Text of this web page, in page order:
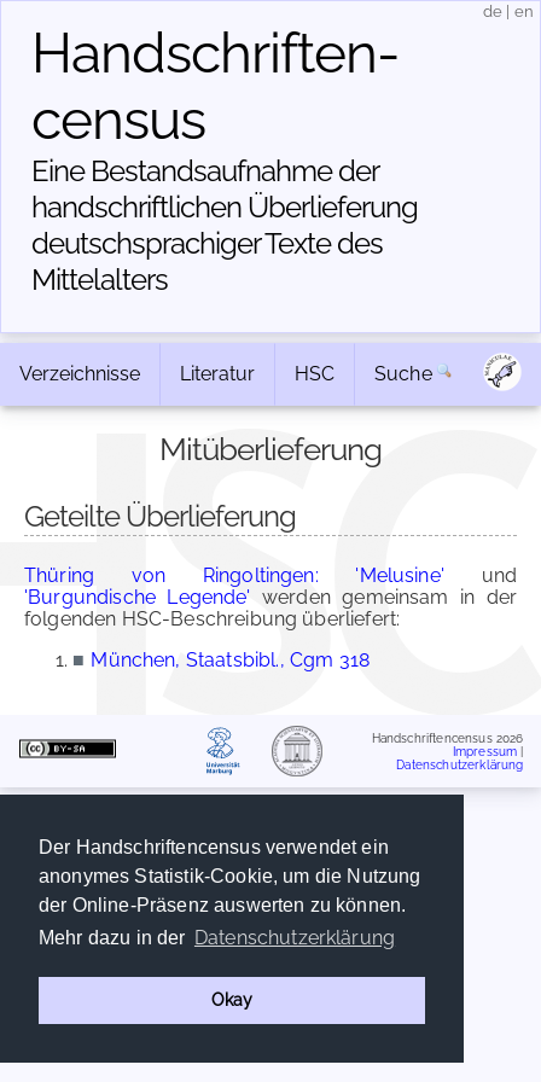
Der Handschriftencensus verwendet ein
anonymes Statistik-Cookie, um die Nutzung
der Online-Präsenz auswerten zu können.
Mehr dazu in der Datenschutzerklärung
Okay
Handschriften­
census
Eine Bestandsaufnahme der
handschriftlichen Über­lieferung
deutschsprachiger Texte des
Mittelalters
de en
Verzeichnisse Literatur HSC Suche
Mitüberlieferung
Geteilte Überlieferung
Thüring von Ringoltingen: 'Melusine' und
'Burgundische Legende' werden gemeinsam in der
folgenden HSC-Beschreibung überliefert:
■ München, Staatsbibl., Cgm 318
Handschriftencensus 2026
Impressum
Datenschutzerklärung